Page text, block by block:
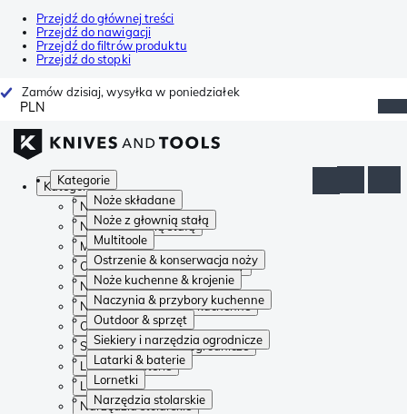
Przejdź do głównej treści
Przejdź do nawigacji
Przejdź do filtrów produktu
Przejdź do stopki
Zamów dzisiaj, wysyłka w poniedziałek
PLN
Kategorie
Noże składane
Noże z głownią stałą
Multitoole
Ostrzenie & konserwacja noży
Noże kuchenne & krojenie
Naczynia & przybory kuchenne
Outdoor & sprzęt
Siekiery i narzędzia ogrodnicze
Latarki & baterie
Lornetki
Narzędzia stolarskie
Kategorie
Noże składane
Noże z głownią stałą
Multitoole
Ostrzenie & konserwacja noży
Noże kuchenne & krojenie
Naczynia & przybory kuchenne
Outdoor & sprzęt
Siekiery i narzędzia ogrodnicze
Latarki & baterie
Lornetki
Narzędzia stolarskie